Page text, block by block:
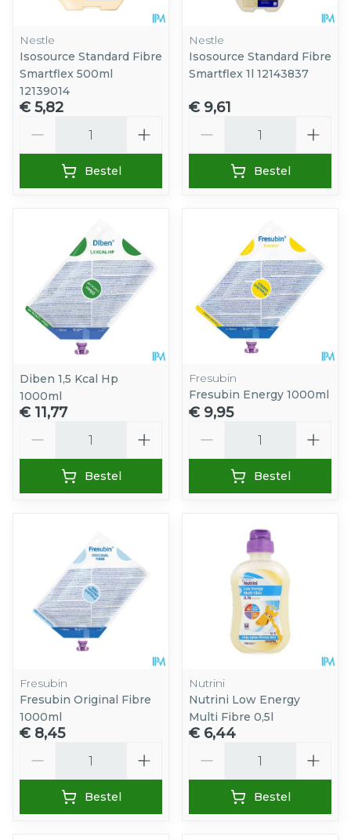
Nestle
Isosource Standard Fibre
Smartflex 500ml
12139014
€ 5,82
Bestel
Nestle
Isosource Standard Fibre
Smartflex 1l 12143837
€ 9,61
Bestel
Diben 1,5 Kcal Hp
1000ml
€ 11,77
Bestel
Fresubin
Fresubin Energy 1000ml
€ 9,95
Bestel
Fresubin
Fresubin Original Fibre
1000ml
€ 8,45
Bestel
Nutrini
Nutrini Low Energy
Multi Fibre 0,5l
€ 6,44
Bestel